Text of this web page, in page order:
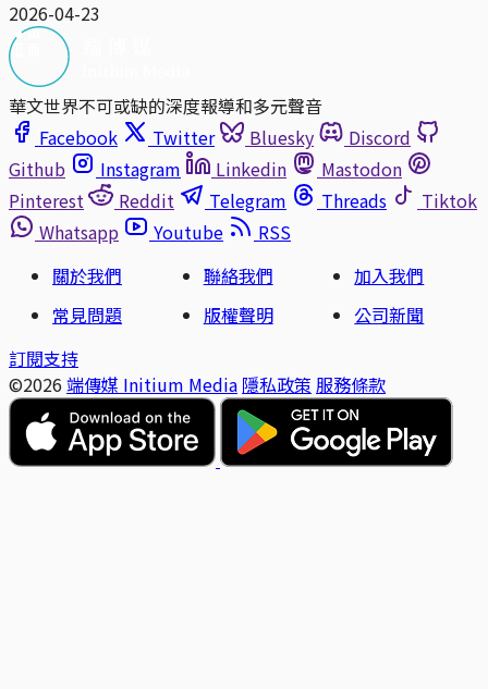
2026-04-23
華文世界不可或缺的深度報導和多元聲音
Facebook
Twitter Bluesky
Discord
Github
Instagram Linkedin
Mastodon
Pinterest
Reddit Telegram Threads
Tiktok
Whatsapp
Youtube
RSS
關於我們
聯絡我們
加入我們
常見問題
版權聲明
公司新聞
訂閱支持
©2026 端傳媒 Initium Media 隱私政策 服務條款